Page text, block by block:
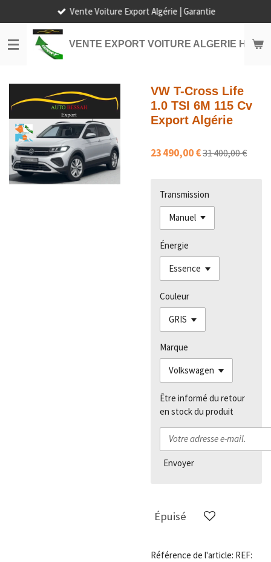
au
contenu
principal
VENTE EXPORT VOITURE ALGERIE HORS
Vente Voiture Export Algérie | Garantie
VW T-Cross Life
1.0 TSI 6M 115 Cv
Export Algérie
23 490,00 €31 400,00 €
Transmission
Énergie
Couleur
Marque
Être informé du retour
en stock du produit
Envoyer
Épuisé
Référence de l'article: REF: